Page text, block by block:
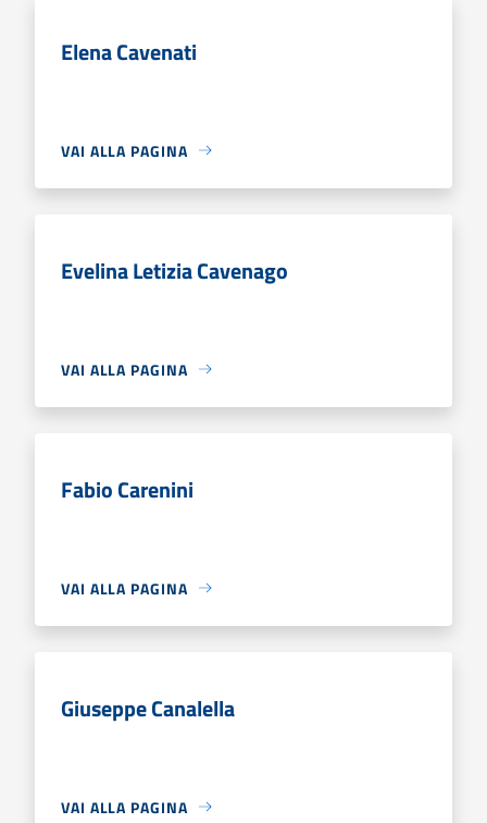
Elena Cavenati
VAI ALLA PAGINA
Evelina Letizia Cavenago
VAI ALLA PAGINA
Fabio Carenini
VAI ALLA PAGINA
Giuseppe Canalella
VAI ALLA PAGINA